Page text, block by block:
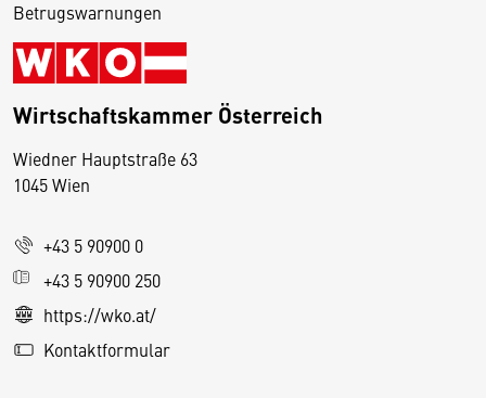
Betrugswarnungen
Wirtschaftskammer Österreich
Wiedner Hauptstraße 63
1045 Wien
+43 5 90900 0
+43 5 90900 250
https://wko.at/
Kontaktformular
D
s
e
S
e